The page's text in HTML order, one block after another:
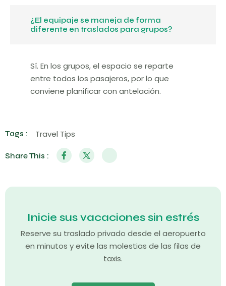
¿El equipaje se maneja de forma
diferente en traslados para grupos?
Sí. En los grupos, el espacio se reparte
entre todos los pasajeros, por lo que
conviene planificar con antelación.
Tags : Travel Tips
Share This :
Inicie sus vacaciones sin estrés
Reserve su traslado privado desde el aeropuerto
en minutos y evite las molestias de las filas de
taxis.